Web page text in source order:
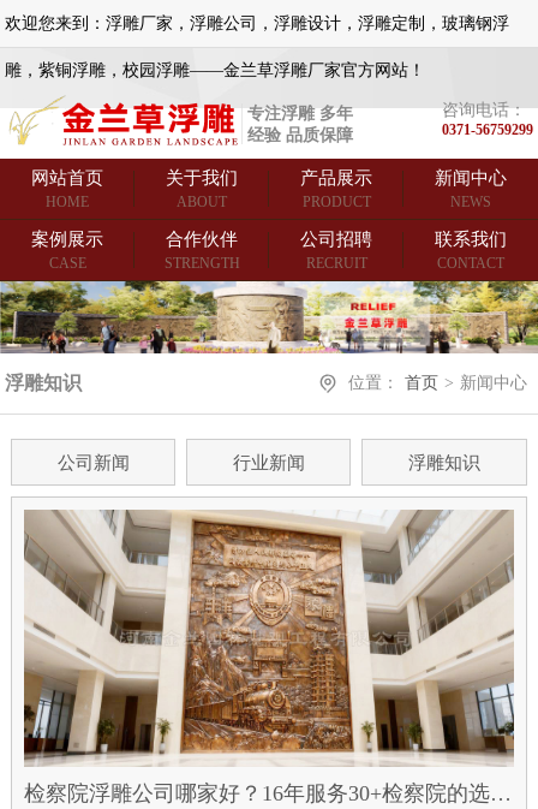
欢迎您来到：浮雕厂家，浮雕公司，浮雕设计，浮雕定制，玻璃钢浮
雕，紫铜浮雕，校园浮雕——金兰草浮雕厂家官方网站！
专注浮雕 多年
经验 品质保障
咨询电话：
0371-56759299
网站首页
HOME
关于我们
ABOUT
产品展示
PRODUCT
新闻中心
NEWS
案例展示
CASE
合作伙伴
STRENGTH
公司招聘
RECRUIT
联系我们
CONTACT
浮雕知识 位置： 首页 > 新闻中心
公司新闻 行业新闻 浮雕知识
检察院浮雕公司哪家好？16年服务30+检察院的选择告诉你答案